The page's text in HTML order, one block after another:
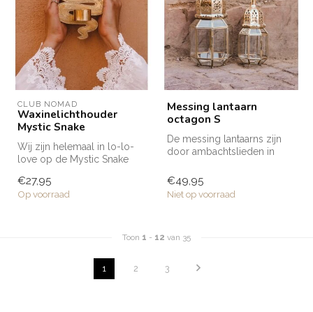
CLUB NOMAD
Waxinelichthouder
Mystic Snake
Wij zijn helemaal in lo-lo-
love op de Mystic Snake
Clu...
€27,95
Op voorraad
Messing lantaarn
octagon S
De messing lantaarns zijn
door ambachtslieden in
hand ve...
€49,95
Niet op voorraad
Toon 1 - 12 van 35
1 2 3